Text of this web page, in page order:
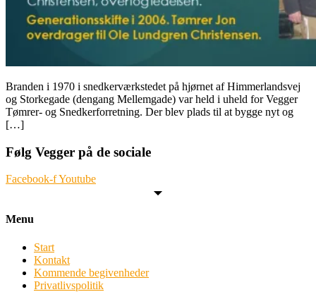
Branden i 1970 i snedkerværkstedet på hjørnet af Himmerlandsvej
og Storkegade (dengang Mellemgade) var held i uheld for Vegger
Tømrer- og Snedkerforretning. Der blev plads til at bygge nyt og
[…]
Følg Vegger på de sociale
Facebook-fYoutube
Menu
Start
Kontakt
Kommende begivenheder
Privatlivspolitik